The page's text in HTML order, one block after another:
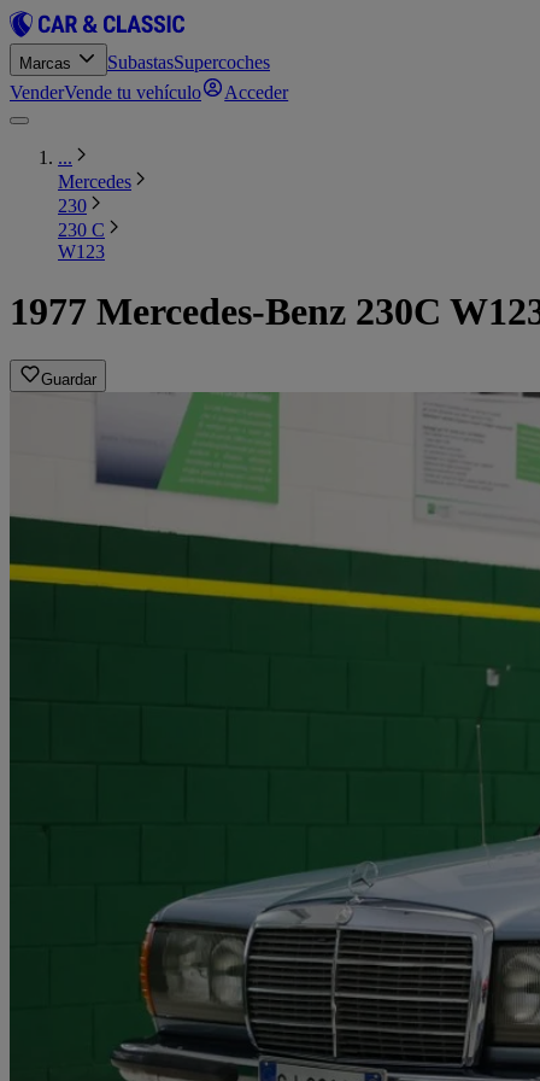
Marcas SubastasSupercoches
VenderVende tu vehículo Acceder
...
Mercedes
230
230 C
W123
1977 Mercedes-Benz 230C
Guardar